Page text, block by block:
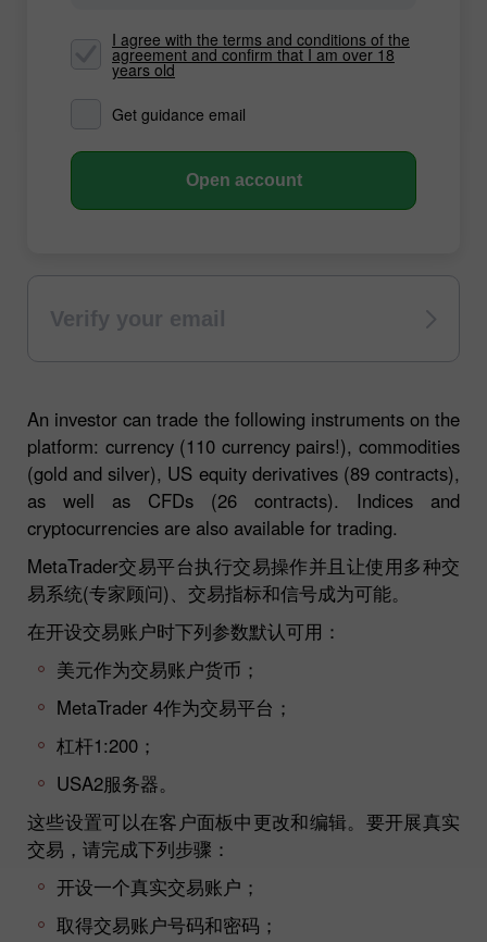
I agree with the terms and conditions of the
agreement and confirm that I am over 18
years old
Get guidance email
Open account
Verify your email
An investor can trade the following instruments on the
platform: currency (110 currency pairs!), commodities
(gold and silver), US equity derivatives (89 contracts),
as well as CFDs (26 contracts). Indices and
cryptocurrencies are also available for trading.
MetaTrader交易平台执行交易操作并且让使用多种交
易系统(专家顾问)、交易指标和信号成为可能。
在开设交易账户时下列参数默认可用：
美元作为交易账户货币；
MetaTrader 4作为交易平台；
杠杆1:200；
USA2服务器。
这些设置可以在客户面板中更改和编辑。要开展真实
交易，请完成下列步骤：
开设一个真实交易账户；
取得交易账户号码和密码；